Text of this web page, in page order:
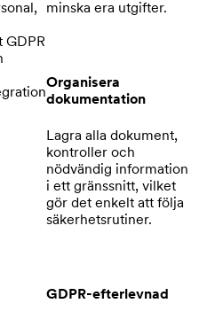
GDPR
minska era utgifter.
Organisera
dokumentation
Lagra alla dokument,
kontroller och
nödvändig information
i ett gränssnitt, vilket
gör det enkelt att följa
säkerhetsrutiner.
GDPR-efterlevnad